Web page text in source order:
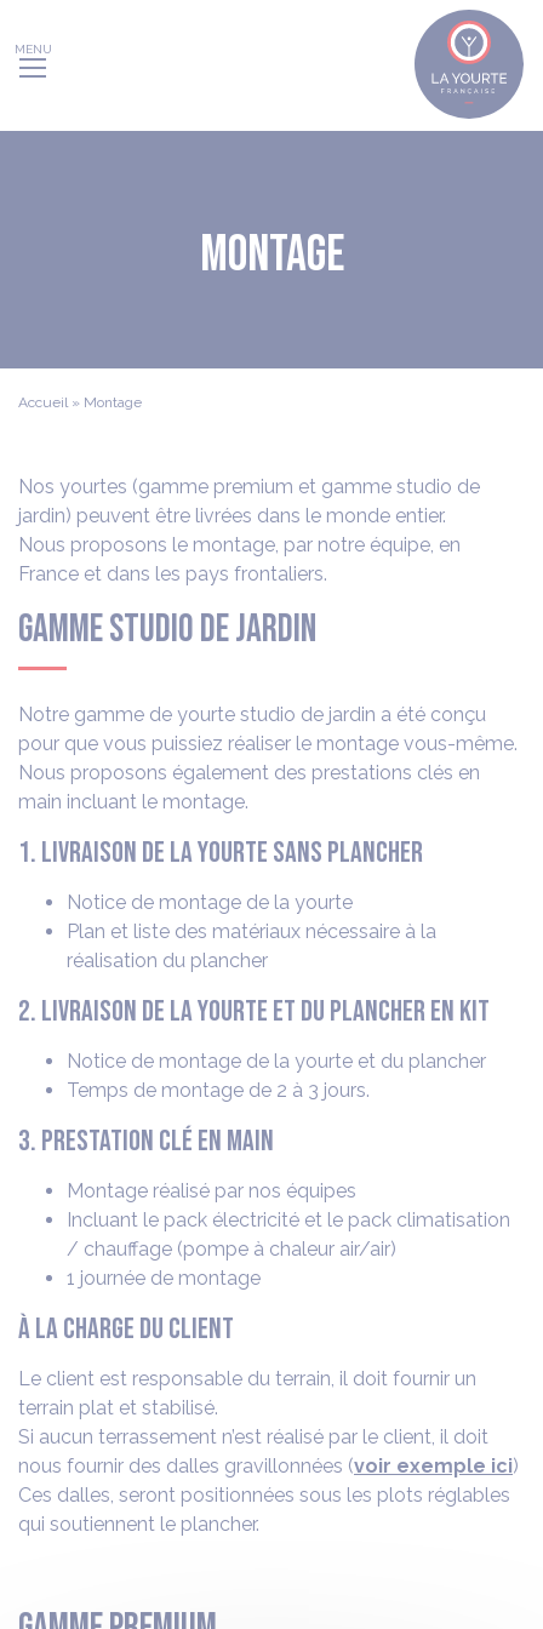
Montage
Accueil » Montage
Nos yourtes (gamme premium et gamme studio de
jardin) peuvent être livrées dans le monde entier.
Nous proposons le montage, par notre équipe, en
France et dans les pays frontaliers.
Gamme Studio de jardin
Notre gamme de yourte studio de jardin a été conçu
pour que vous puissiez réaliser le montage vous-même.
Nous proposons également des prestations clés en
main incluant le montage.
1. Livraison de la yourte sans plancher
Notice de montage de la yourte
Plan et liste des matériaux nécessaire à la
réalisation du plancher
2. Livraison de la yourte et du plancher en kit
Notice de montage de la yourte et du plancher
Temps de montage de 2 à 3 jours.
3. Prestation clé en main
Montage réalisé par nos équipes
Incluant le pack électricité et le pack climatisation
/ chauffage (pompe à chaleur air/air)
1 journée de montage
À la charge du client
Le client est responsable du terrain, il doit fournir un
terrain plat et stabilisé.
Si aucun terrassement n’est réalisé par le client, il doit
nous fournir des dalles gravillonnées (voir exemple ici)
Ces dalles, seront positionnées sous les plots réglables
qui soutiennent le plancher.